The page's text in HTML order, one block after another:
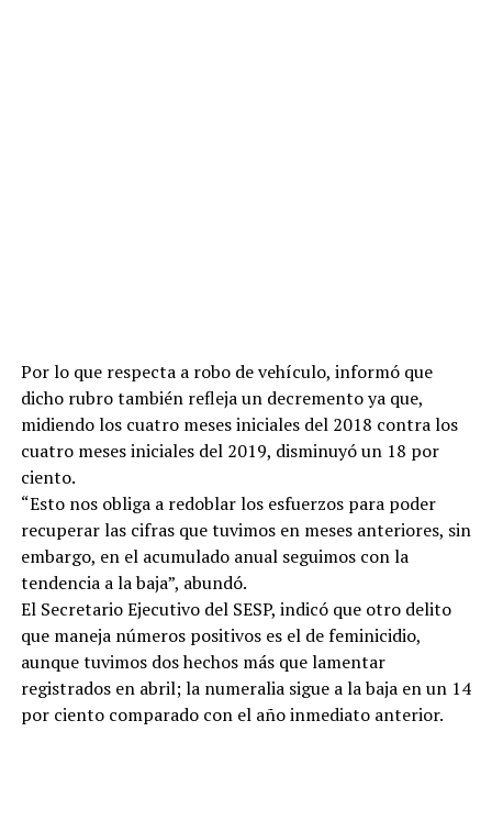
Por lo que respecta a robo de vehículo, informó que
dicho rubro también refleja un decremento ya que,
midiendo los cuatro meses iniciales del 2018 contra los
cuatro meses iniciales del 2019, disminuyó un 18 por
ciento.
“Esto nos obliga a redoblar los esfuerzos para poder
recuperar las cifras que tuvimos en meses anteriores, sin
embargo, en el acumulado anual seguimos con la
tendencia a la baja”, abundó.
El Secretario Ejecutivo del SESP, indicó que otro delito
que maneja números positivos es el de feminicidio,
aunque tuvimos dos hechos más que lamentar
registrados en abril; la numeralia sigue a la baja en un 14
por ciento comparado con el año inmediato anterior.